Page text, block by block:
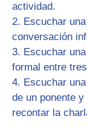
actividad.
Escuchar
conversación
Escuchar
formal entre
Escuchar
de un ponente
recontar la